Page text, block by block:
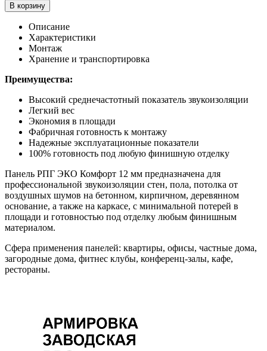
В корзину
Описание
Характеристики
Монтаж
Хранение и транспортировка
Преимущества:
Высокий среднечастотный показатель звукоизоляции
Легкий вес
Экономия в площади
Фабричная готовность к монтажу
Надежные эксплуатационные показатели
100% готовность под любую финишную отделку
Панель РПГ ЭКО Комфорт 12 мм предназначена для
профессиональной звукоизоляции стен, пола, потолка от
воздушных шумов на бетонном, кирпичном, деревянном
основание, а также на каркасе, с минимальной потерей в
площади и готовностью под отделку любым финишным
материалом.
Сфера применения панелей: квартиры, офисы, частные дома,
загородные дома, фитнес клубы, конференц-залы, кафе,
рестораны.